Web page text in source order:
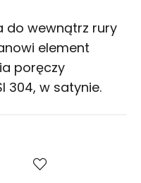
do wewnątrz rury
element
poręczy
304, w satynie.